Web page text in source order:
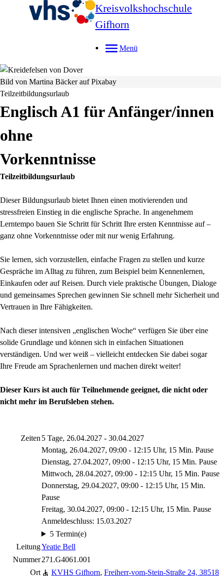
Kreisvolkshochschule
Gifhorn
Menü
Bild von Martina Bäcker auf Pixabay
Teilzeitbildungsurlaub
Englisch A1 für Anfänger/innen
ohne
Vorkenntnisse
Teilzeitbildungsurlaub
Dieser Bildungsurlaub bietet Ihnen einen motivierenden und
stressfreien Einstieg in die englische Sprache. In angenehmem
Lerntempo bauen Sie Schritt für Schritt Ihre ersten Kenntnisse auf –
ganz ohne Vorkenntnisse oder mit nur wenig Erfahrung.
Sie lernen, sich vorzustellen, einfache Fragen zu stellen und kurze
Gespräche im Alltag zu führen, zum Beispiel beim Kennenlernen,
Einkaufen oder auf Reisen. Durch viele praktische Übungen, Dialoge
und gemeinsames Sprechen gewinnen Sie schnell mehr Sicherheit und
Vertrauen in Ihre Fähigkeiten.
Nach dieser intensiven „englischen Woche“ verfügen Sie über eine
solide Grundlage und können sich in einfachen Situationen
verständigen. Und wer weiß – vielleicht entdecken Sie dabei sogar
Ihre Freude am Sprachenlernen und machen direkt weiter!
Dieser Kurs ist auch für Teilnehmende geeignet, die nicht oder
nicht mehr im Berufsleben stehen.
Zeiten 5 Tage, 26.04.2027 - 30.04.2027
Montag, 26.04.2027, 09:00 - 12:15 Uhr, 15 Min. Pause
Dienstag, 27.04.2027, 09:00 - 12:15 Uhr, 15 Min. Pause
Mittwoch, 28.04.2027, 09:00 - 12:15 Uhr, 15 Min. Pause
Donnerstag, 29.04.2027, 09:00 - 12:15 Uhr, 15 Min.
Pause
Freitag, 30.04.2027, 09:00 - 12:15 Uhr, 15 Min. Pause
Anmeldeschluss: 15.03.2027
5 Termin(e)
LeitungYeatie Bell
Nummer271.G4061.001
Ort
KVHS Gifhorn, Freiherr-vom-Stein-Straße 24, 38518